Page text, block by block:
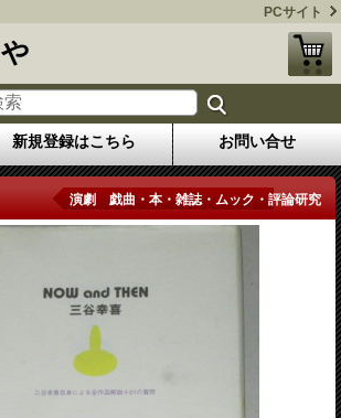
PCサイト
新規登録はこちら お問い合せ
演劇 戯曲・本・雑誌・ムック・評論研究